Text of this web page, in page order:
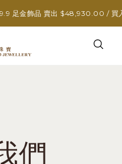
足金飾品 賣出 $48,930.00 / 買
們